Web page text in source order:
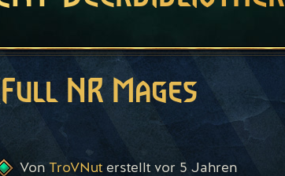
NR Mages
Von TroVNut erstellt vor 5 Jahren